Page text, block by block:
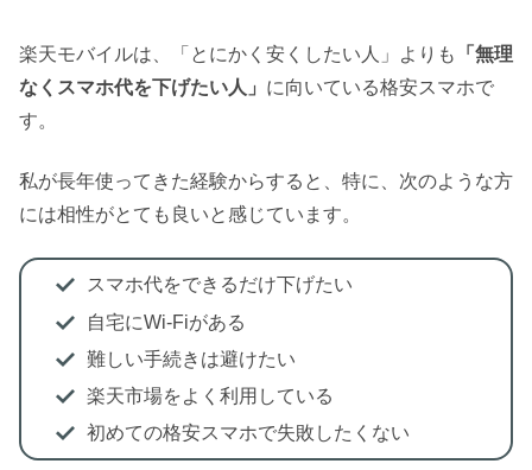
楽天モバイルは、「とにかく安くしたい人」よりも
「無理
なくスマホ代を下げたい人」 に向いている格安スマホで
す。
私が長年使ってきた経験からすると、特に、次のような方
には相性がとても良いと感じています。
スマホ代をできるだけ下げたい
自宅にWi-Fiがある
難しい手続きは避けたい
楽天市場をよく利用している
初めての格安スマホで失敗したくない